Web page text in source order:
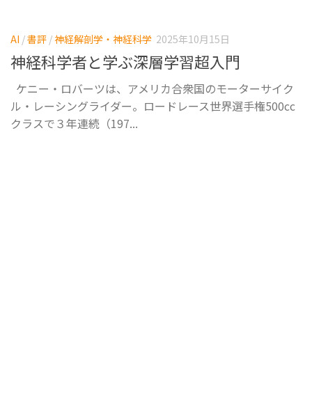
AI /書評 /神経解剖学・神経科学 2025年10月15日
神経科学者と学ぶ深層学習超入門
ケニー・ロバーツは、アメリカ合衆国のモーターサイク
ル・レーシングライダー。ロードレース世界選手権500cc
クラスで３年連続（197...